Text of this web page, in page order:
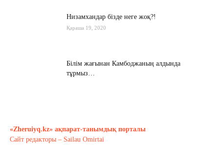
Низамхандар бізде неге жоқ?!
Қараша 19, 2020
Білім жағынан Камбоджаның алдында
тұрмыз…
«Zheruiyq.kz» ақпарат-танымдық порталы
Сайт редакторы – Sailau Omirtai